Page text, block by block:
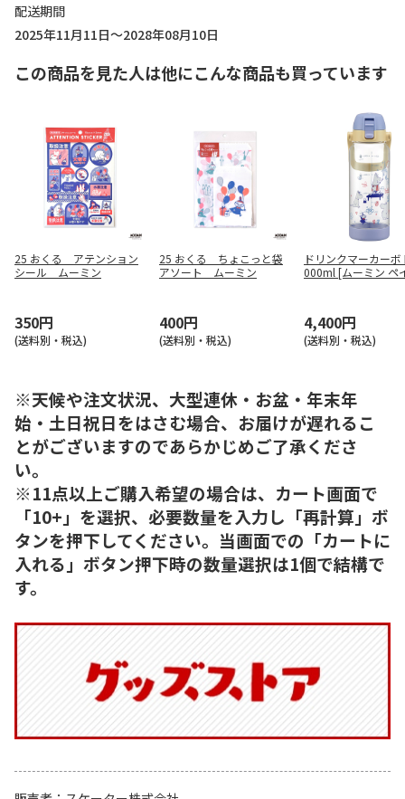
配送期間
2025年11月11日～2028年08月10日
この商品を見た人は他にこんな商品も買っています
25 おくる アテンション
シール ムーミン
350円
(送料別・税込)
25 おくる ちょこっと袋
アソート ムーミン
400円
(送料別・税込)
ドリンクマーカーボ
000ml [ムーミン ペ
4,400円
(送料別・税込)
※天候や注文状況、大型連休・お盆・年末年
始・土日祝日をはさむ場合、お届けが遅れるこ
とがございますのであらかじめご了承くださ
い。
※11点以上ご購入希望の場合は、カート画面で
「10+」を選択、必要数量を入力し「再計算」ボ
タンを押下してください。当画面での「カートに
入れる」ボタン押下時の数量選択は1個で結構で
す。